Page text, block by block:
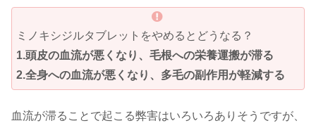
ミノキシジルタブレットをやめるとどうなる？
1.頭皮の血流が悪くなり、毛根への栄養運搬が滞る
2.全身への血流が悪くなり、多毛の副作用が軽減する
血流が滞ることで起こる弊害はいろいろありそうですが、